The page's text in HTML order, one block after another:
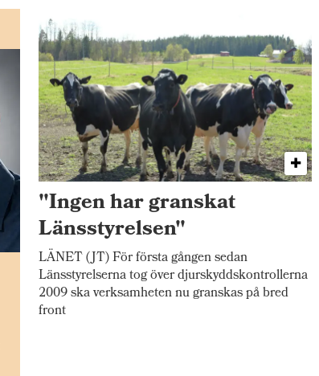
"Ingen har granskat
Länsstyrelsen"
LÄNET (JT) För första gången sedan
Länsstyrelserna tog över djurskyddskontrollerna
2009 ska verksamheten nu granskas på bred
front